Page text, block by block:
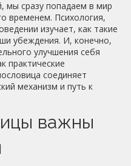
, мы сразу попадаем в мир
временем. Психология,
изучает, как такие
убеждения. И, конечно,
улучшения себя
практические
соединяет
механизм и путь к
важны